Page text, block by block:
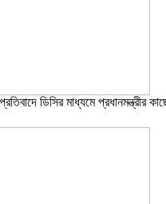
ডিসির মাধ্যমে প্রধানমন্ত্রীর